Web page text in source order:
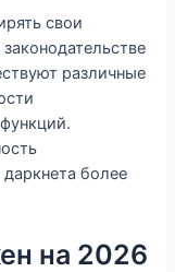
свои
различные
более
на 2026